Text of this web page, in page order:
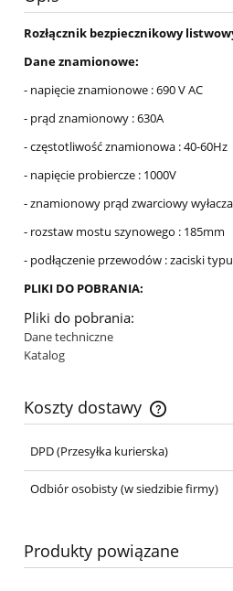
Rozłącznik bezpiecznikowy
Dane znamionowe:
- napięcie znamionowe : 690 V AC
- prąd znamionowy : 630A
- częstotliwość znamionowa : 40-60Hz
- napięcie probiercze : 1000V
- znamionowy prąd zwarciowy
- rozstaw mostu szynowego : 185mm
- podłączenie przewodów : zaciski
PLIKI DO POBRANIA:
Pliki do pobrania:
Dane techniczne
Katalog
Koszty dostawy
DPD(Przesyłka kurierska)
Odbiór osobisty(w siedzibie firmy)
Produkty powiązane